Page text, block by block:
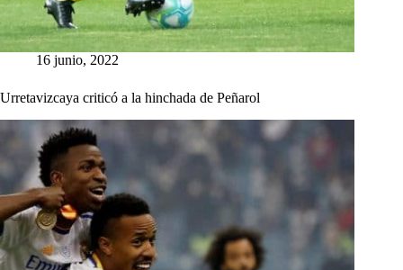
16 junio, 2022
Urretavizcaya criticó a la hinchada de Peñarol